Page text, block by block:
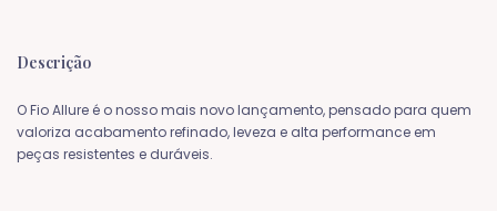
Descrição
O Fio Allure é o nosso mais novo lançamento, pensado para quem
valoriza acabamento refinado, leveza e alta performance em
peças resistentes e duráveis.